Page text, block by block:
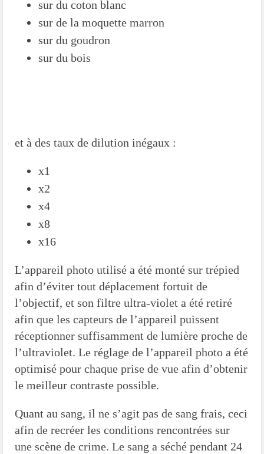
sur du coton blanc
sur de la moquette marron
sur du goudron
sur du bois
et à des taux de dilution inégaux :
x1
x2
x4
x8
x16
L’appareil photo utilisé a été monté sur trépied
afin d’éviter tout déplacement fortuit de
l’objectif, et son filtre ultra-violet a été retiré
afin que les capteurs de l’appareil puissent
réceptionner suffisamment de lumière proche de
l’ultraviolet. Le réglage de l’appareil photo a été
optimisé pour chaque prise de vue afin d’obtenir
le meilleur contraste possible.
Quant au sang, il ne s’agit pas de sang frais, ceci
afin de recréer les conditions rencontrées sur
une scène de crime. Le sang a séché pendant 24